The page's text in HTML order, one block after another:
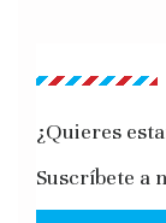
¿Quieres
Suscríbete a